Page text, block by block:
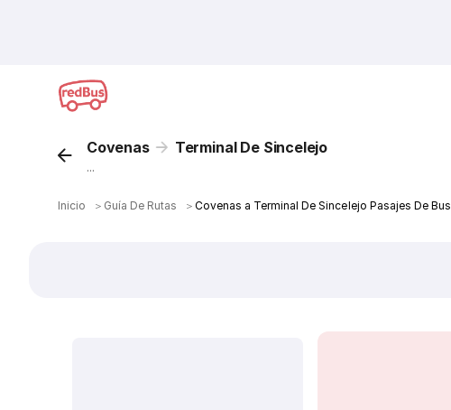
Covenas Terminal De Sincelejo
...
Inicio ＞ Guía De Rutas ＞Covenas a Terminal De Sincelejo Pasajes De Bus